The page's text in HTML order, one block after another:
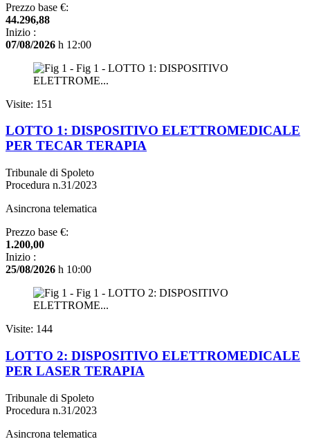
Prezzo base €:
44.296,88
Inizio :
07/08/2026 h 12:00
Visite: 151
LOTTO 1: DISPOSITIVO ELETTROMEDICALE
PER TECAR TERAPIA
Tribunale di Spoleto
Procedura n.31/2023
Asincrona telematica
Prezzo base €:
1.200,00
Inizio :
25/08/2026 h 10:00
Visite: 144
LOTTO 2: DISPOSITIVO ELETTROMEDICALE
PER LASER TERAPIA
Tribunale di Spoleto
Procedura n.31/2023
Asincrona telematica